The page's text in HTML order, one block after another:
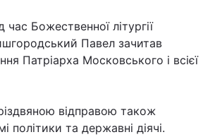
Вакансії
час Божественної літургії
Павел зачитав
Патріарха Московського і всієї
відправою також
політики та державні діячі.